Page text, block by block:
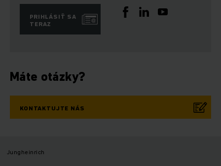
PRIHLÁSIŤ SA
TERAZ
Máte otázky?
KONTAKTUJTE NÁS
Jungheinrich